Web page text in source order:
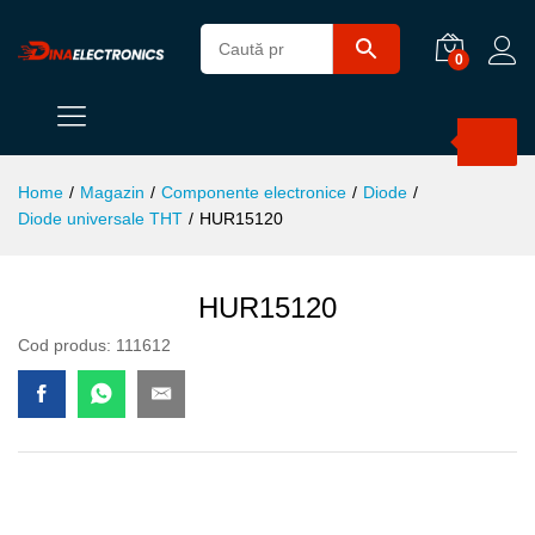
0
Home / Magazin / Componente electronice / Diode /
Diode universale THT / HUR15120
HUR15120
Cod produs: 111612